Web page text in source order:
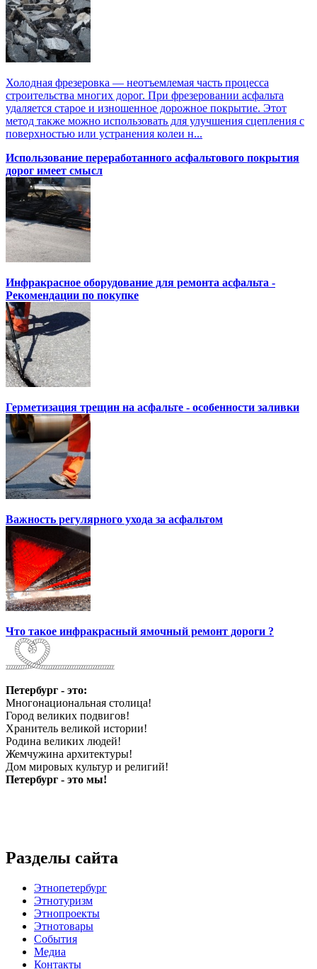
Холодная фрезеровка — неотъемлемая часть процесса
строительства многих дорог. При фрезеровании асфальта
удаляется старое и изношенное дорожное покрытие. Этот
метод также можно использовать для улучшения сцепления с
поверхностью или устранения колеи н...
Использование переработанного асфальтового покрытия
дорог имеет смысл
Инфракрасное оборудование для ремонта асфальта -
Рекомендации по покупке
Герметизация трещин на асфальте - особенности заливки
Важность регулярного ухода за асфальтом
Что такое инфракрасный ямочный ремонт дороги ?
Петербург - это:
Многонациональная столица!
Город великих подвигов!
Хранитель великой истории!
Родина великих людей!
Жемчужина архитектуры!
Дом мировых культур и религий!
Петербург - это мы!
Разделы сайта
Этнопетербург
Этнотуризм
Этнопроекты
Этнотовары
События
Медиа
Контакты